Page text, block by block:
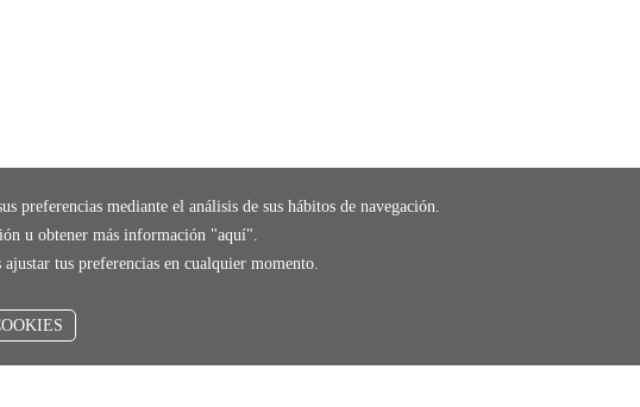
preferencias mediante el análisis de sus hábitos de navegación.
u obtener más información "aquí".
tus preferencias en cualquier momento.